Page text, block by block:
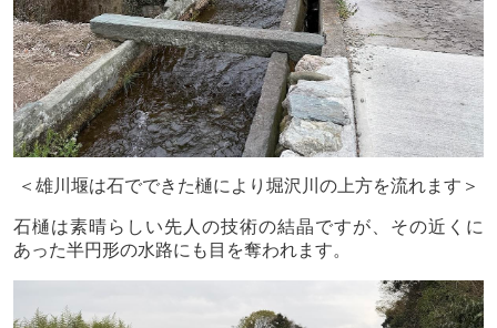
＜雄川堰は石でできた樋により堀沢川の上方を流れます＞
石樋は素晴らしい先人の技術の結晶ですが、その近くに
あった半円形の水路にも目を奪われます。